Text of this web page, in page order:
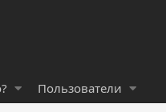
Пользователи